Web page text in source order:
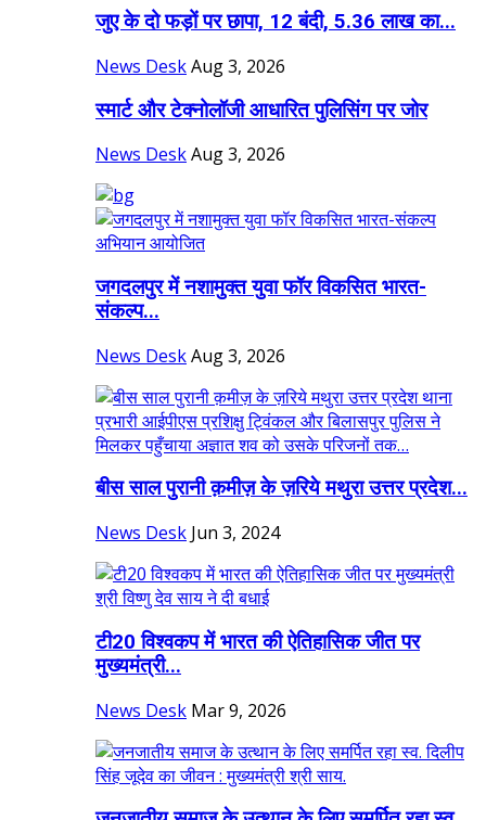
जुए के दो फड़ों पर छापा, 12 बंदी, 5.36 लाख का...
News DeskAug 3, 2026
स्मार्ट और टेक्नोलॉजी आधारित पुलिसिंग पर जोर
News DeskAug 3, 2026
जगदलपुर में नशामुक्त युवा फॉर विकसित भारत-
संकल्प...
News DeskAug 3, 2026
बीस साल पुरानी क़मीज़ के ज़रिये मथुरा उत्तर प्रदेश...
News Desk Jun 3, 2024
टी20 विश्वकप में भारत की ऐतिहासिक जीत पर
मुख्यमंत्री...
News Desk Mar 9, 2026